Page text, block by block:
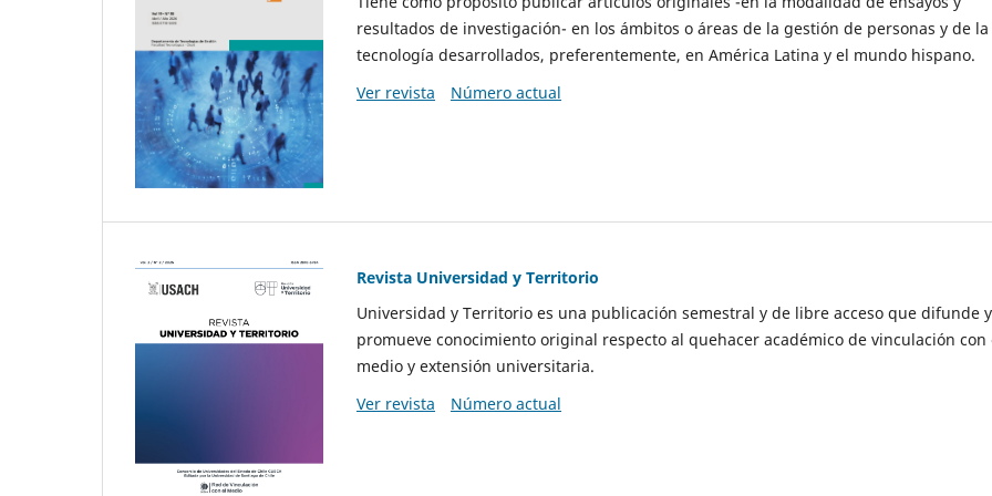
resultados de investigación- en los ámbitos o áreas de la gestión de personas y de la
tecnología desarrollados, preferentemente, en América Latina y el mundo hispano.
Ver revista
Número actual
Revista Universidad y Territorio
Universidad y Territorio es una publicación semestral y de libre acceso que difunde y
promueve conocimiento original respecto al quehacer académico de vinculación con
medio y extensión universitaria.
Ver revista
Número actual